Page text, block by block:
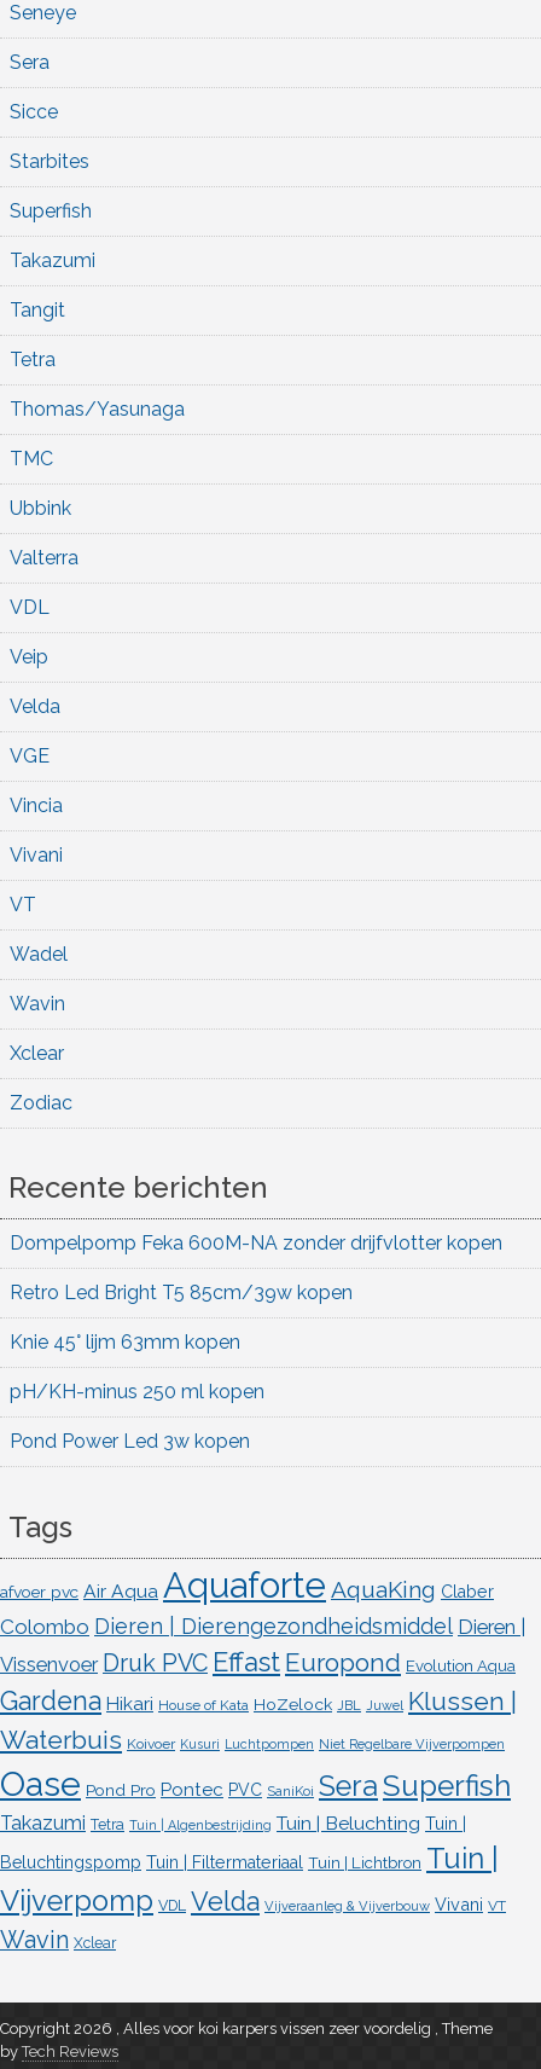
Seneye
Sera
Sicce
Starbites
Superfish
Takazumi
Tangit
Tetra
Thomas/Yasunaga
TMC
Ubbink
Valterra
VDL
Veip
Velda
VGE
Vincia
Vivani
VT
Wadel
Wavin
Xclear
Zodiac
Recente berichten
Dompelpomp Feka 600M-NA zonder drijfvlotter kopen
Retro Led Bright T5 85cm/39w kopen
Knie 45° lijm 63mm kopen
pH/KH-minus 250 ml kopen
Pond Power Led 3w kopen
Tags
afvoer pvc Air Aqua Aquaforte AquaKing Claber
Colombo Dieren | Dierengezondheidsmiddel Dieren |
Vissenvoer Druk PVC Effast Europond Evolution Aqua
Gardena Hikari House of Kata HoZelock JBL Juwel Klussen |
Waterbuis Koivoer Kusuri Luchtpompen Niet Regelbare Vijverpompen
Oase Pond Pro Pontec PVC SaniKoi SeraSuperfish
Takazumi Tetra Tuin | Algenbestrijding Tuin | Beluchting Tuin |
Beluchtingspomp Tuin | Filtermateriaal Tuin | Lichtbron Tuin |
Vijverpomp VDL Velda Vijveraanleg & Vijverbouw Vivani VT
Wavin Xclear
Copyright 2026 , Alles voor koi karpers vissen zeer voordelig ,Theme
byTech Reviews